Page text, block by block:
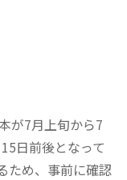
が7月上旬から7
日前後となって
ため、事前に確認